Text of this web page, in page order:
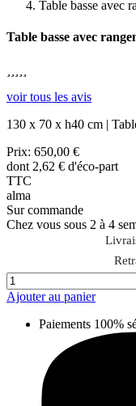
Table basse avec
Table basse avec
voir tous les avis
130 x 70 x h40 cm |
Prix: 650,00 €
dont 2,62 € d'éco-part
TTC
alma
Sur commande
Chez vous sous 2 à 4
Ajouter au panier
Paiements 100%